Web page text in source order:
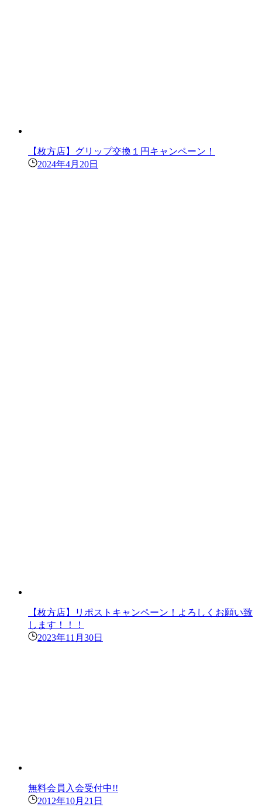
【枚方店】グリップ交換１円キャンペーン！
2024年4月20日
【枚方店】リポストキャンペーン！よろしくお願い致
します！！！
2023年11月30日
無料会員入会受付中!!
2012年10月21日